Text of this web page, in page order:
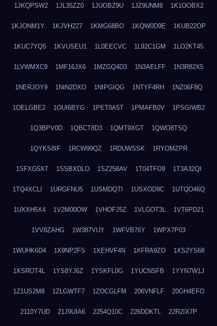
1JKQPSW2 1JL35ZZ0 1JUOBZ9U 1JZ9UNM8 1K1OOBX2
1KJONM1Y 1KJVH227 1KMG68BO 1KQW0D9E 1KUB22OP
1KUC7YQ5 1KVUSEU1 1L0EECVC 1L92C1GM 1LO2KT45
1LVWMXC9 1MF16JX6 1MZGQ4D3 1N3AELFF 1N3R82X5
1NERJOY9 1NIN2DXO 1NIPGIQG 1NTYF4RH 1NZ06F8Q
1OELGBE2 1OUI6BYG 1PET0A5T 1PMAFB0V 1PSGIWB2
1Q3BPV0D 1QBCT8D3 1QMT9XGT 1QWO8TSQ
1QYKS8IF 1RCW99QZ 1RDUWSSK 1RYOMZPR
1SFXG5XT 1SSBXDLO 1SZ258AV 1T04TFO9 1T3A32QI
1TQ4XCLI 1URGFNU5 1USMDQTI 1USXOD9C 1UTQO46Q
1UXXH5X4 1V2M00OW 1VHOFJ5Z 1VLGOT3L 1VT6PD21
1VV8ZAHG 1W387VUY 1WFVB76Y 1WPX7P03
1WUHK6D4 1X9NP2FS 1XEHVF4N 1XFRA9ZO 1XS2YS68
1XSROT4L 1YS8YJ6Z 1YSKFL0G 1YUCNSFB 1YYN7W1J
1Z1US2M8 1ZLGWTF7 1ZOCGLFM 206VNFLF 20GH4EFO
2110Y7UD 21J9UIA6 2254Q10C 226DDKTL 22R2IX7P